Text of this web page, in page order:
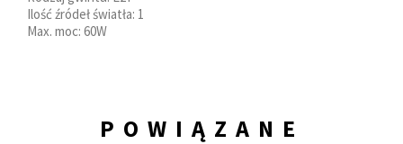
Ilość źródeł światła: 1
Max. moc: 60W
POWIĄZANE